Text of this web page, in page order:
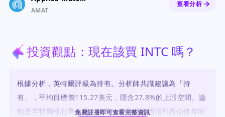
AMAT
查看分析
投資觀點：現在該買 INTC 嗎？
根據分析，英特爾評級為持有。分析師共識建議為「持
有」，平均目標價115.27美元，隱含27.8%的上漲空間。論
點是英特爾核心業務正在改善，但晶圓廠擴張和高估值抑制
免費註冊即可查看完整資訊